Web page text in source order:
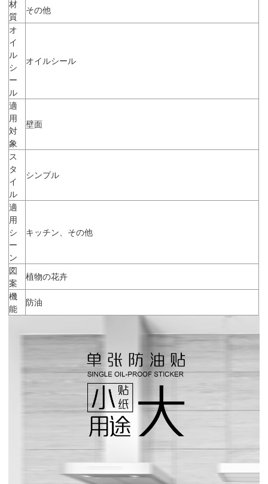
材
質
その他
オ
イ
ル
シ
ー
ル
オイルシール
適
用
対
象
壁面
ス
タ
イ
ル
シンプル
適
用
シ
ー
ン
キッチン、その他
図
案
植物の花卉
機
能
防油